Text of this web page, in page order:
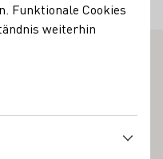
Funktionale Cookies
weiterhin